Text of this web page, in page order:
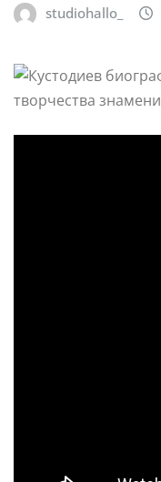
studiohallo_